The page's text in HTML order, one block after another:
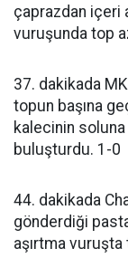
çaprazdan içeri
vuruşunda top
37. dakikada
topun başına
kalecinin
buluşturdu. 1-0
44. dakikada
gönderdiği
aşırtma